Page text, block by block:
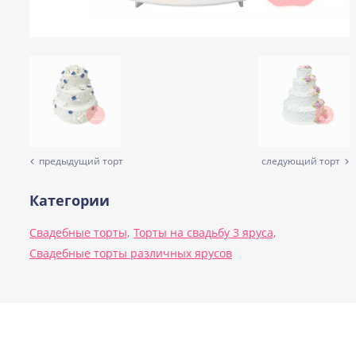
предыдущий торт следующий торт
Категории
Свадебные торты, Торты на свадьбу 3 яруса,
Свадебные торты различных ярусов